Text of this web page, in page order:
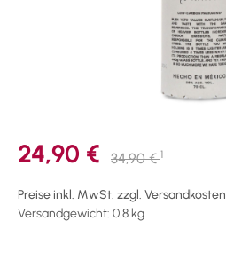
24,90 € 34,90 €1
Preise inkl. MwSt. zzgl. Versandkosten
Versandgewicht: 0.8 kg